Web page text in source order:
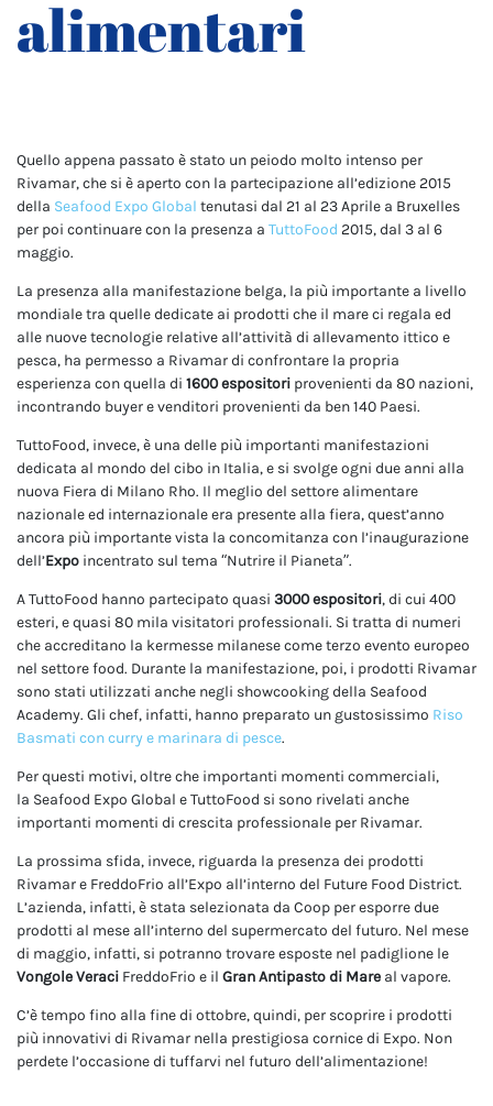
alimentari
Quello appena passato è stato un peiodo molto intenso per
Rivamar, che si è aperto con la partecipazione all’edizione 2015
della Seafood Expo Global tenutasi dal 21 al 23 Aprile a Bruxelles
per poi continuare con la presenza a TuttoFood 2015, dal 3 al 6
maggio.
La presenza alla manifestazione belga, la più importante a livello
mondiale tra quelle dedicate ai prodotti che il mare ci regala ed
alle nuove tecnologie relative all’attività di allevamento ittico e
pesca, ha permesso a Rivamar di confrontare la propria
esperienza con quella di 1600 espositori provenienti da 80 nazioni,
incontrando buyer e venditori provenienti da ben 140 Paesi.
TuttoFood, invece, è una delle più importanti manifestazioni
dedicata al mondo del cibo in Italia, e si svolge ogni due anni alla
nuova Fiera di Milano Rho. Il meglio del settore alimentare
nazionale ed internazionale era presente alla fiera, quest’anno
ancora più importante vista la concomitanza con l’inaugurazione
dell’Expo incentrato sul tema “Nutrire il Pianeta”.
A TuttoFood hanno partecipato quasi 3000 espositori, di cui 400
esteri, e quasi 80 mila visitatori professionali. Si tratta di numeri
che accreditano la kermesse milanese come terzo evento europeo
nel settore food. Durante la manifestazione, poi, i prodotti Rivamar
sono stati utilizzati anche negli showcooking della Seafood
Academy. Gli chef, infatti, hanno preparato un gustosissimo Riso
Basmati con curry e marinara di pesce.
Per questi motivi, oltre che importanti momenti commerciali,
la Seafood Expo Global e TuttoFood si sono rivelati anche
importanti momenti di crescita professionale per Rivamar.
La prossima sfida, invece, riguarda la presenza dei prodotti
Rivamar e FreddoFrio all’Expo all’interno del Future Food District.
L’azienda, infatti, è stata selezionata da Coop per esporre due
prodotti al mese all’interno del supermercato del futuro. Nel mese
di maggio, infatti, si potranno trovare esposte nel padiglione le
Vongole Veraci FreddoFrio e il Gran Antipasto di Mare al vapore.
C’è tempo fino alla fine di ottobre, quindi, per scoprire i prodotti
più innovativi di Rivamar nella prestigiosa cornice di Expo. Non
perdete l’occasione di tuffarvi nel futuro dell’alimentazione!